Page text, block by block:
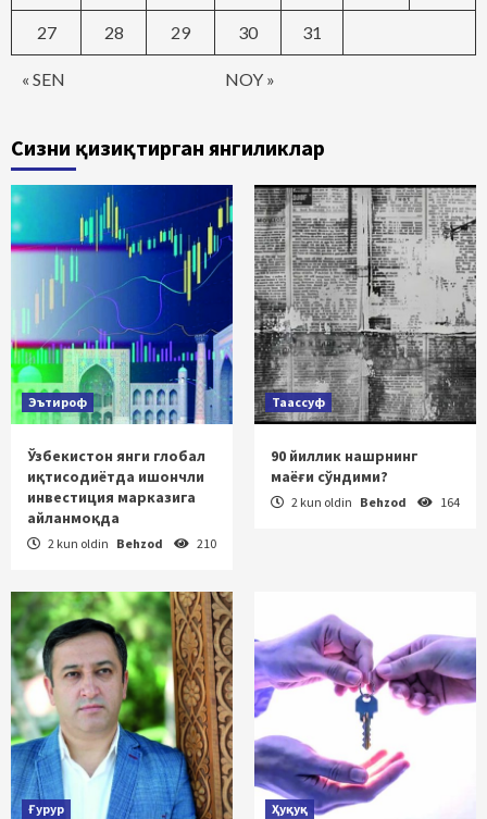
« SEN NOY »
27 28 29 30 31
Сизни қизиқтирган янгиликлар
Эътироф
Ўзбекистон янги глобал
иқтисодиётда ишончли
инвестиция марказига
айланмоқда
2 kun oldin Behzod 210
Таассуф
90 йиллик нашрнинг
маёғи сўндими?
2 kun oldin Behzod 164
Ғурур Ҳуқуқ